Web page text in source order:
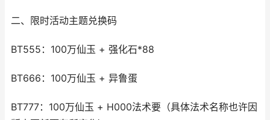
二、限时活动主题兑换码
BT555：100万仙玉 + 强化石*88
BT666：100万仙玉 + 异鲁蛋
BT777：100万仙玉 + H000法术要（具体法术名称也许因